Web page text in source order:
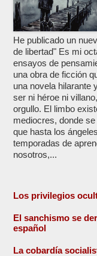
He publicado un
de libertad" Es mi
ensayos de
una obra de ficción
una novela hilarante
ser ni héroe ni
orgullo. El limbo
mediocres, donde
que hasta los
temporadas de
nosotros,...
Los privilegios
El sanchismo se
español
La cobardía